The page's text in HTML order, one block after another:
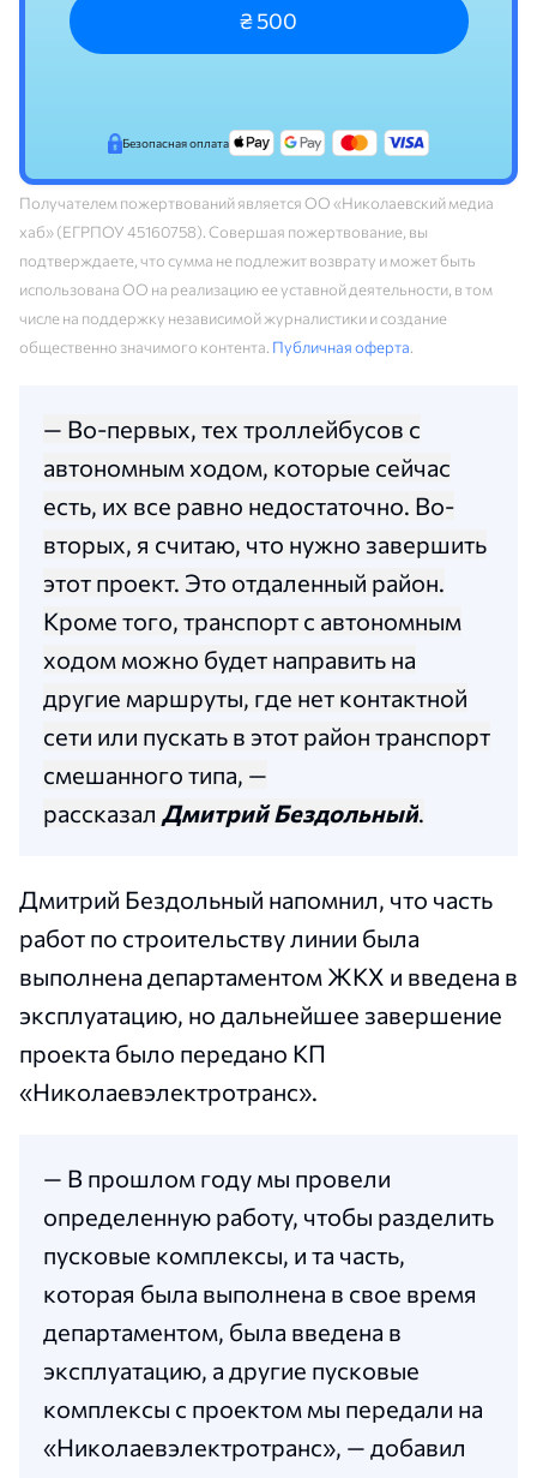
₴ 500
Безопасная оплата
Получателем пожертвований является ОО «Николаевский медиа
хаб» (ЕГРПОУ 45160758). Совершая пожертвование, вы
подтверждаете, что сумма не подлежит возврату и может быть
использована ОО на реализацию ее уставной деятельности, в том
числе на поддержку независимой журналистики и создание
общественно значимого контента. Публичная оферта.
— Во-первых, тех троллейбусов с
автономным ходом, которые сейчас
есть, их все равно недостаточно. Во-
вторых, я считаю, что нужно завершить
этот проект. Это отдаленный район.
Кроме того, транспорт с автономным
ходом можно будет направить на
другие маршруты, где нет контактной
сети или пускать в этот район транспорт
смешанного типа, —
рассказал Дмитрий Бездольный.
Дмитрий Бездольный напомнил, что часть
работ по строительству линии была
выполнена департаментом ЖКХ и введена в
эксплуатацию, но дальнейшее завершение
проекта было передано КП
«Николаевэлектротранс».
— В прошлом году мы провели
определенную работу, чтобы разделить
пусковые комплексы, и та часть,
которая была выполнена в свое время
департаментом, была введена в
эксплуатацию, а другие пусковые
комплексы с проектом мы передали на
«Николаевэлектротранс», — добавил